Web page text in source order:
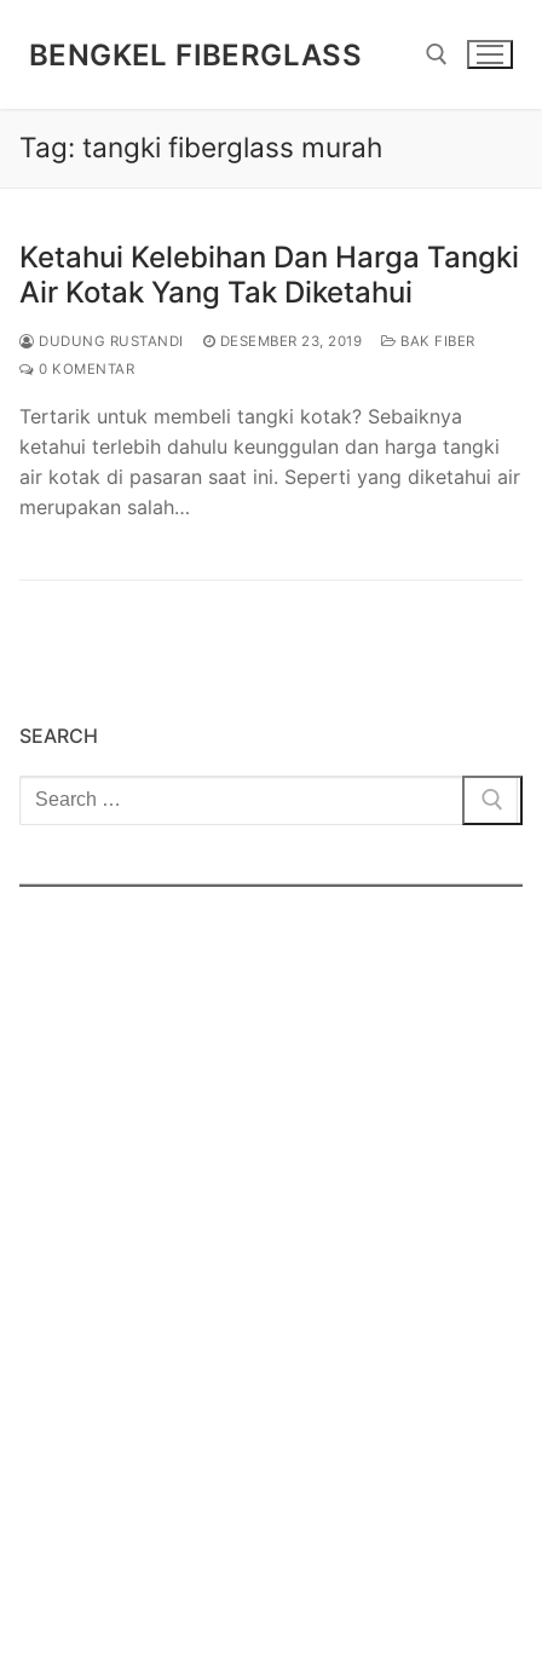
BENGKEL FIBERGLASS
Cari:
Tag: tangki fiberglass murah
Ketahui Kelebihan Dan Harga Tangki
Air Kotak Yang Tak Diketahui
DUDUNG RUSTANDI DESEMBER 23, 2019
BAK FIBER
0 KOMENTAR
Tertarik untuk membeli tangki kotak? Sebaiknya
ketahui terlebih dahulu keunggulan dan harga tangki
air kotak di pasaran saat ini. Seperti yang diketahui air
merupakan salah…
SEARCH
Cari: